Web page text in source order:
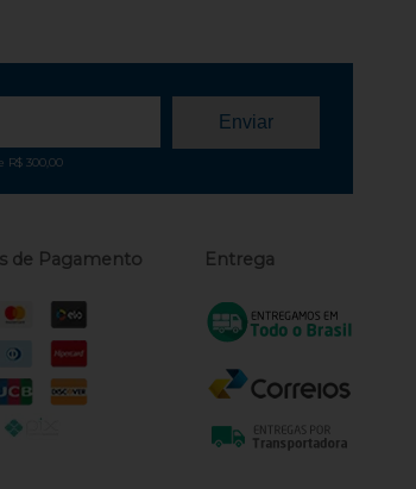
R$ 300,00
de Pagamento Entrega